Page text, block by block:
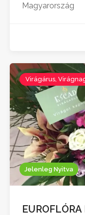
Magyarország
Jelenleg Nyitva
Virágárus,
EUROFLÓRA